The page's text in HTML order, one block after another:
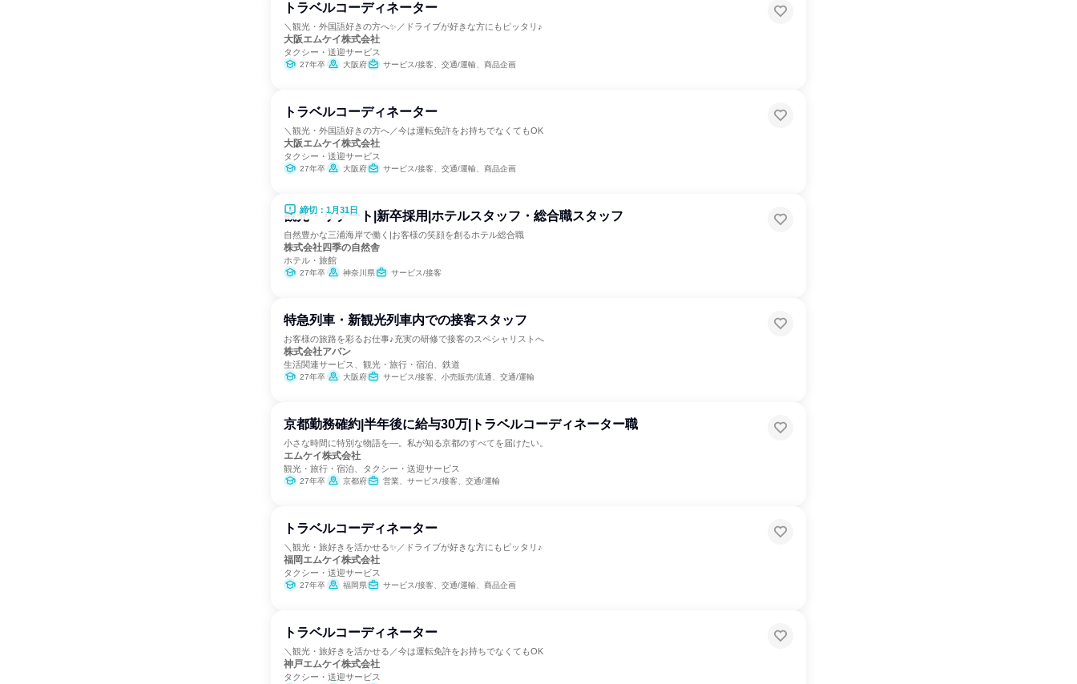
トラベルコーディネーター
＼観光・外国語好きの方へ✨／ドライブが好きな方にもピッタリ♪
大阪エムケイ株式会社
タクシー・送迎サービス
27年卒 大阪府 サービス/接客、交通/運輸、商品企画
トラベルコーディネーター
＼観光・外国語好きの方へ／今は運転免許をお持ちでなくてもOK
大阪エムケイ株式会社
タクシー・送迎サービス
27年卒 大阪府 サービス/接客、交通/運輸、商品企画
締切：1月31日
観光・リゾート|新卒採用|ホテルスタッフ・総合職スタッフ
自然豊かな三浦海岸で働く|お客様の笑顔を創るホテル総合職
株式会社四季の自然舎
ホテル・旅館
27年卒 神奈川県 サービス/接客
特急列車・新観光列車内での接客スタッフ
お客様の旅路を彩るお仕事♪充実の研修で接客のスペシャリストへ
株式会社アバン
生活関連サービス、観光・旅行・宿泊、鉄道
27年卒 大阪府 サービス/接客、小売販売/流通、交通/運輸
京都勤務確約|半年後に給与30万|トラベルコーディネーター職
小さな時間に特別な物語を―。私が知る京都のすべてを届けたい。
エムケイ株式会社
観光・旅行・宿泊、タクシー・送迎サービス
27年卒 京都府 営業、サービス/接客、交通/運輸
トラベルコーディネーター
＼観光・旅好きを活かせる✨／ドライブが好きな方にもピッタリ♪
福岡エムケイ株式会社
タクシー・送迎サービス
27年卒 福岡県 サービス/接客、交通/運輸、商品企画
トラベルコーディネーター
＼観光・旅好きを活かせる／今は運転免許をお持ちでなくてもOK
神戸エムケイ株式会社
タクシー・送迎サービス